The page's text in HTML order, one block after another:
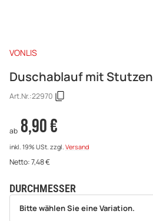
VONLIS
Duschablauf mit Stutzen
Art.Nr.:22970
ab 8,90 €
inkl. 19% USt. zzgl. Versand
Netto:7,48€
DURCHMESSER
wählen
Bitte wählen Sie eine Variation.